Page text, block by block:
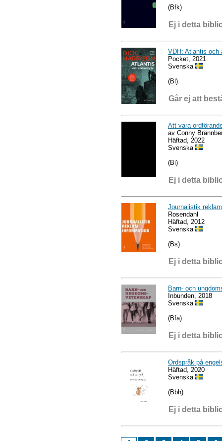
(Bfk)
Ej i detta
VDH: Atlantis och
Pocket, 2021
Svenska
(Bl)
Går ej att
Att vara
av Conny
Häftad, 2022
Svenska
(Bi)
Ej i detta
Journalistik
Rosendahl
Häftad, 2012
Svenska
(Bs)
Ej i detta
Barn- och
Inbunden, 2018
Svenska
(Bfa)
Ej i detta
Ordspråk på
Häftad, 2020
Svenska
(Bbh)
Ej i detta